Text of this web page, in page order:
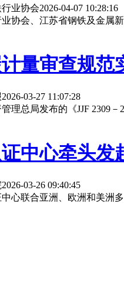
业协会2026-04-07 10:28:16
协会、江苏省钢铁及金属
量审查规范
2026-03-27 11:07:28
理总局发布的《JJF 2309
中心牵头
2026-03-26 09:40:45
心联合亚洲、欧洲和美洲